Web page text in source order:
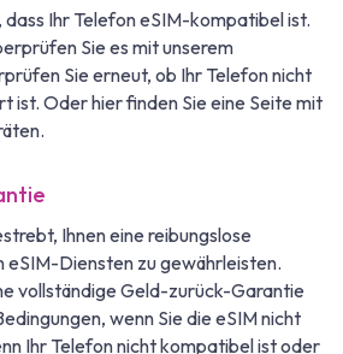
dass Ihr Telefon eSIM-kompatibel ist.
Sie es mit unserem
Sie erneut, ob Ihr Telefon nicht
ist. Oder hier finden Sie eine Seite mit
Ihnen eine reibungslose
eSIM-Diensten zu gewährleisten.
vollständige Geld-zurück-Garantie
wenn Sie die eSIM nicht
Ihr Telefon nicht kompatibel ist oder